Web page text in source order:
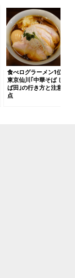
食べログラーメン1位
東京仙川｢中華そば し
ば田｣の行き方と注意
点